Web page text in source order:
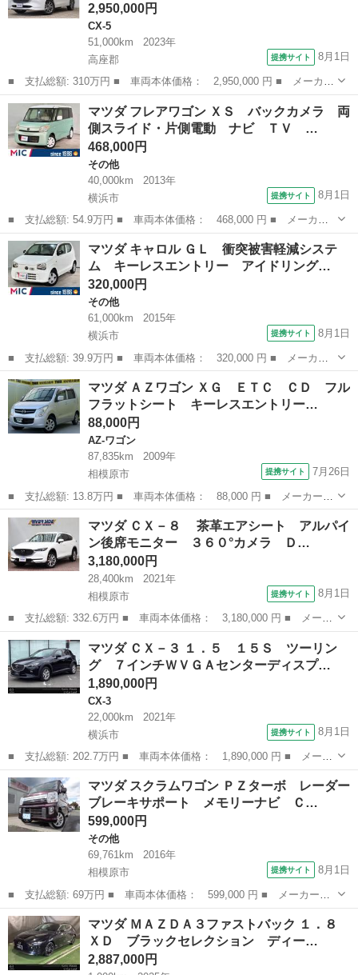
2,950,000円
CX-5
51,000km
2023年
高座郡
提携サイト 8月1日
■ 支払総額: 310万円 ■ 車両本体価格： 2,950,000 円 ■ メーカー
名： マツダ ■ 車種名： ＣＸ－５ ■ グレード名： ＸＤ エク
スクルーシブモード ＢＯＳＥサウンド純正１０．２５インチナビフ
ルセグ３６...
神奈川 高座郡 CX-5
マツダ フレアワゴン ＸＳ バックカメラ 両
側スライド・片側電動 ナビ ＴＶ …
468,000円
その他
40,000km
2013年
横浜市
提携サイト 8月1日
■ 支払総額: 54.9万円 ■ 車両本体価格： 468,000 円 ■ メーカー
名： マツダ ■ 車種名： フレアワゴン ■ グレード名： ＸＳ
バックカメラ 両側スライド・片側電動 ナビ ＴＶ スマートキ
ー アイドリン...
神奈川 横浜市 その他
マツダ キャロル ＧＬ 衝突被害軽減システ
ム キーレスエントリー アイドリング…
320,000円
その他
61,000km
2015年
横浜市
提携サイト 8月1日
■ 支払総額: 39.9万円 ■ 車両本体価格： 320,000 円 ■ メーカー
名： マツダ ■ 車種名： キャロル ■ グレード名： ＧＬ 衝突
被害軽減システム キーレスエントリー アイドリングストップ シ
ートヒーター...
神奈川 横浜市 その他
マツダ ＡＺワゴン ＸＧ ＥＴＣ ＣＤ フル
フラットシート キーレスエントリー…
88,000円
AZ-ワゴン
87,835km
2009年
相模原市
提携サイト 7月26日
■ 支払総額: 13.8万円 ■ 車両本体価格： 88,000 円 ■ メーカー
名： マツダ ■ 車種名： ＡＺワゴン ■ グレード名： ＸＧ Ｅ
ＴＣ ＣＤ フルフラットシート キーレスエントリー 運転席エア
バック 助手席...
神奈川 相模原市 AZ-ワゴン
マツダ ＣＸ－８ 茶革エアシート アルパイ
ン後席モニター ３６０°カメラ Ｄ…
3,180,000円
28,400km
2021年
相模原市
提携サイト 8月1日
■ 支払総額: 332.6万円 ■ 車両本体価格： 3,180,000 円 ■ メーカ
ー名： マツダ ■ 車種名： ＣＸ－８ ■ グレード名： 茶革エ
アシート アルパイン後席モニター ３６０°カメラ ＤＶＤ フルセ
グＴＶ...
神奈川 相模原市 マツダ
マツダ ＣＸ－３ １．５ １５Ｓ ツーリン
グ ７インチＷＶＧＡセンターディスプ…
1,890,000円
CX-3
22,000km
2021年
横浜市
提携サイト 8月1日
■ 支払総額: 202.7万円 ■ 車両本体価格： 1,890,000 円 ■ メーカ
ー名： マツダ ■ 車種名： ＣＸ－３ ■ グレード名： １．５
１５Ｓ ツーリング ７インチＷＶＧＡセンターディスプレイ 車線
逸脱警報...
神奈川 横浜市 CX-3
マツダ スクラムワゴン ＰＺターボ レーダー
ブレーキサポート メモリーナビ Ｃ…
599,000円
その他
69,761km
2016年
相模原市
提携サイト 8月1日
■ 支払総額: 69万円 ■ 車両本体価格： 599,000 円 ■ メーカー
名： マツダ ■ 車種名： スクラムワゴン ■ グレード名： ＰＺ
ターボ レーダーブレーキサポート メモリーナビ ＣＤ ＤＶＤ
ＳＤ ＵＳＢ フ...
神奈川 相模原市 その他
マツダ ＭＡＺＤＡ３ファストバック １．８
ＸＤ ブラックセレクション ディー…
2,887,000円